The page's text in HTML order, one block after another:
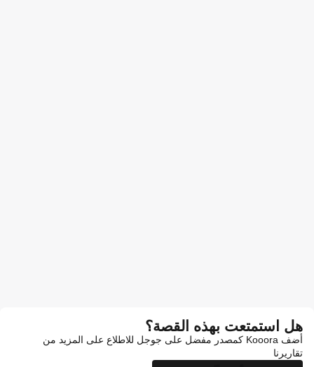
هل استمتعت بهذه القصة؟
أضف Kooora كمصدر مفضل على جوجل للاطلاع على المزيد من
تقاريرنا